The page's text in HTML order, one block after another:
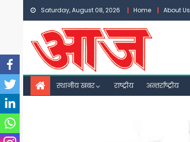
Skip
content
Saturday, August 08, 2026 Home About Us
स्थानीय खबर राष्ट्रीय अन्तर्राष्ट्रीय